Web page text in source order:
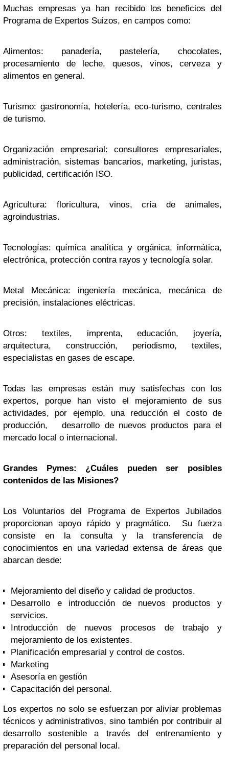
Muchas empresas ya han recibido los beneficios del
Programa de Expertos Suizos, en campos como:
Alimentos: panadería, pastelería, chocolates,
procesamiento de leche, quesos, vinos, cerveza y
alimentos en general.
Turismo: gastronomía, hotelería, eco-turismo, centrales
de turismo.
Organización empresarial: consultores empresariales,
administración, sistemas bancarios, marketing, juristas,
publicidad, certificación ISO.
Agricultura: floricultura, vinos, cría de animales,
agroindustrias.
Tecnologías: química analítica y orgánica, informática,
electrónica, protección contra rayos y tecnología solar.
Metal Mecánica: ingeniería mecánica, mecánica de
precisión, instalaciones eléctricas.
Otros: textiles, imprenta, educación, joyería,
arquitectura, construcción, periodismo, textiles,
especialistas en gases de escape.
Todas las empresas están muy satisfechas con los
expertos, porque han visto el mejoramiento de sus
actividades, por ejemplo, una reducción el costo de
producción, desarrollo de nuevos productos para el
mercado local o internacional.
Grandes Pymes: ¿Cuáles pueden ser posibles
contenidos de las Misiones?
Los Voluntarios del Programa de Expertos Jubilados
proporcionan apoyo rápido y pragmático. Su fuerza
consiste en la consulta y la transferencia de
conocimientos en una variedad extensa de áreas que
abarcan desde:
Mejoramiento del diseño y calidad de productos.
Desarrollo e introducción de nuevos productos y
servicios.
Introducción de nuevos procesos de trabajo y
mejoramiento de los existentes.
Planificación empresarial y control de costos.
Marketing
Asesoría en gestión
Capacitación del personal.
Los expertos no solo se esfuerzan por aliviar problemas
técnicos y administrativos, sino también por contribuir al
desarrollo sostenible a través del entrenamiento y
preparación del personal local.